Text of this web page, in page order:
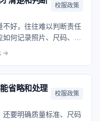
校服政策
好，往往难以判断责任
何记录照片、尺码、问
。帮助家长按流程核对
省略和处理
校服政策
要明确质量标准、尺码